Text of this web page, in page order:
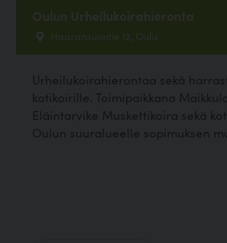
Oulun Urheilukoirahieronta
Haaransuontie 12, Oulu
Urheilukoirahierontaa sekä
kotikoirille. Toimipaikkana
Eläintarvike Muskettikoira sekä
Oulun suuralueelle sopimuksen